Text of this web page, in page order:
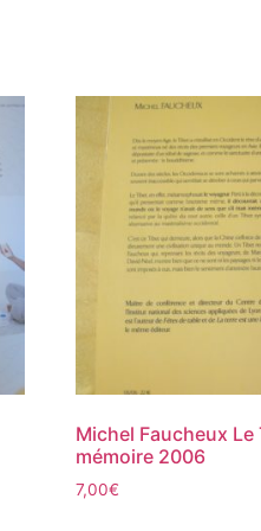
Michel Faucheux Le
mémoire 2006
7,00€